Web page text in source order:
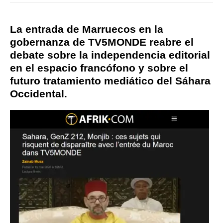
La entrada de Marruecos en la
gobernanza de TV5MONDE reabre el
debate sobre la independencia editorial
en el espacio francófono y sobre el
futuro tratamiento mediático del Sáhara
Occidental.